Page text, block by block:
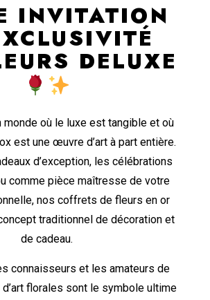
INVITATION
DELUXE
monde où le luxe est tangible et où
est une œuvre d’art à part entière.
d’exception, les célébrations
comme pièce maîtresse de votre
nos coffrets de fleurs en or
traditionnel de décoration et
de cadeau.
connaisseurs et les amateurs de
florales sont le symbole ultime